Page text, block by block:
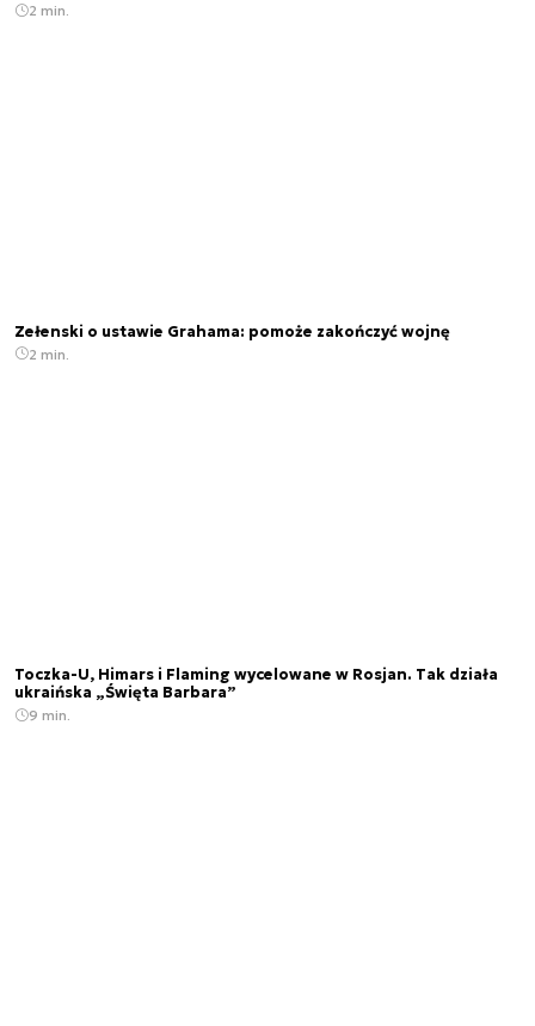
2 min.
Zełenski o ustawie Grahama: pomoże zakończyć wojnę
2 min.
Toczka-U, Himars i Flaming wycelowane w Rosjan. Tak działa
ukraińska „Święta Barbara”
9 min.